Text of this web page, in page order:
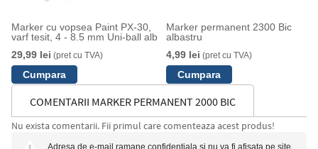
Marker cu vopsea Paint PX-30,
varf tesit, 4 - 8.5 mm Uni-ball alb
29,99 lei (pret cu TVA)
Marker permanent 2300 Bic
albastru
4,99 lei (pret cu TVA)
COMENTARII MARKER PERMANENT 2000 BIC
Nu exista comentarii. Fii primul care comenteaza acest produs!
Adresa de e-mail ramane confidentiala si nu va fi afisata pe site.